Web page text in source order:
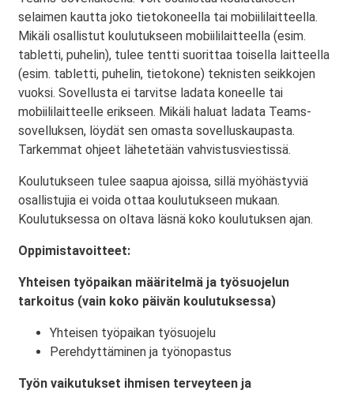
selaimen kautta joko tietokoneella tai mobiililaitteella.
Mikäli osallistut koulutukseen mobiililaitteella (esim.
tabletti, puhelin), tulee tentti suorittaa toisella laitteella
(esim. tabletti, puhelin, tietokone) teknisten seikkojen
vuoksi. Sovellusta ei tarvitse ladata koneelle tai
mobiililaitteelle erikseen. Mikäli haluat ladata Teams-
sovelluksen, löydät sen omasta sovelluskaupasta.
Tarkemmat ohjeet lähetetään vahvistusviestissä.
Koulutukseen tulee saapua ajoissa, sillä myöhästyviä
osallistujia ei voida ottaa koulutukseen mukaan.
Koulutuksessa on oltava läsnä koko koulutuksen ajan.
Oppimistavoitteet:
Yhteisen työpaikan määritelmä ja työsuojelun
tarkoitus (vain koko päivän koulutuksessa)
Yhteisen työpaikan työsuojelu
Perehdyttäminen ja työnopastus
Työn vaikutukset ihmisen terveyteen ja